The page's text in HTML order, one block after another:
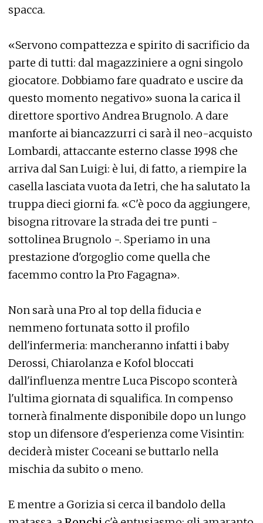
spacca.
«Servono compattezza e spirito di sacrificio da
parte di tutti: dal magazziniere a ogni singolo
giocatore. Dobbiamo fare quadrato e uscire da
questo momento negativo» suona la carica il
direttore sportivo Andrea Brugnolo. A dare
manforte ai biancazzurri ci sarà il neo-acquisto
Lombardi, attaccante esterno classe 1998 che
arriva dal San Luigi: è lui, di fatto, a riempire la
casella lasciata vuota da Ietri, che ha salutato la
truppa dieci giorni fa. «C'è poco da aggiungere,
bisogna ritrovare la strada dei tre punti -
sottolinea Brugnolo -. Speriamo in una
prestazione d'orgoglio come quella che
facemmo contro la Pro Fagagna».
Non sarà una Pro al top della fiducia e
nemmeno fortunata sotto il profilo
dell'infermeria: mancheranno infatti i baby
Derossi, Chiarolanza e Kofol bloccati
dall'influenza mentre Luca Piscopo sconterà
l'ultima giornata di squalifica. In compenso
tornerà finalmente disponibile dopo un lungo
stop un difensore d'esperienza come Visintin:
deciderà mister Coceani se buttarlo nella
mischia da subito o meno.
E mentre a Gorizia si cerca il bandolo della